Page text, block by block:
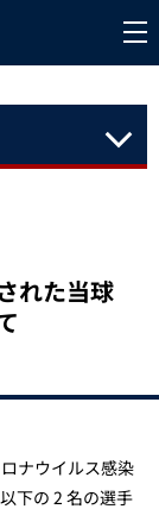
れた当球
ナウイルス感染
下の 2 名の選手